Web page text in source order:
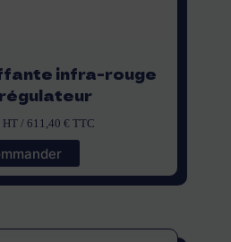
infra-rouge
HT /611,40€ TTC